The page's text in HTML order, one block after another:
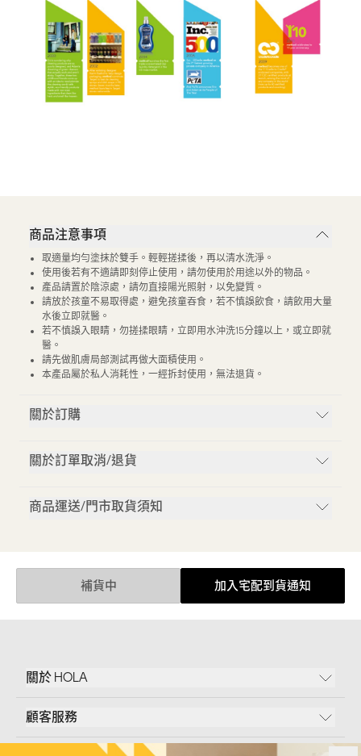
商品注意事項
取適量均勻塗抹於雙手。輕輕搓揉後，再以清水洗淨。
使用後若有不適請即刻停止使用，請勿使用於用途以外的物品。
產品請置於陰涼處，請勿直接陽光照射，以免變質。
請放於孩童不易取得處，避免孩童吞食，若不慎誤飲食，請飲用大量
水後立即就醫。
若不慎誤入眼睛，勿搓揉眼睛，立即用水沖洗15分鐘以上，或立即就
醫。​​
請先做肌膚局部測試再做大面積使用。
本產品屬於私人消耗性，一經拆封使用，無法退貨。
關於訂購
關於訂單取消/退貨
商品運送/門市取貨須知
補貨中 加入宅配到貨通知
關於 HOLA
顧客服務